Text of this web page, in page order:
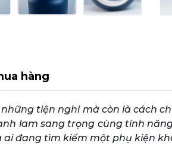
hàng
tiện nghi mà còn là cách
lam sang trọng cùng tính
ai đang tìm kiếm một phụ kiện